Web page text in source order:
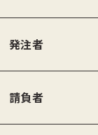
発注者
請負者